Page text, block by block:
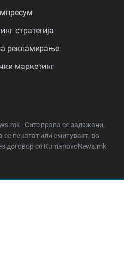
стратегија
рекламирање
маркетинг
- Сите права се задржани.
се печатат или емитуваат, во
договор со KumanovoNews.mk